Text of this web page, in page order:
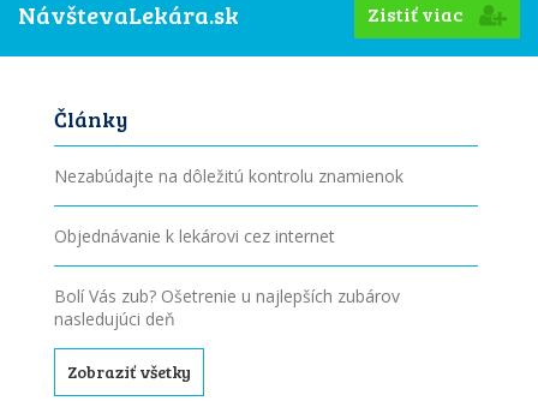
NávštevaLekára.sk
Zistiť viac
Články
Nezabúdajte na dôležitú kontrolu znamienok
Objednávanie k lekárovi cez internet
Bolí Vás zub? Ošetrenie u najlepších zubárov
nasledujúci deň
Zobraziť všetky